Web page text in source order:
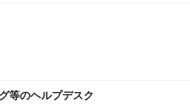
等のヘルプデスク